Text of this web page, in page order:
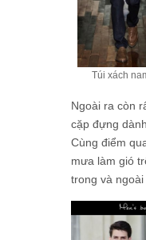
Túi xách
Ngoài ra còn
cặp đựng
Cùng điểm
mưa làm gió
trong và